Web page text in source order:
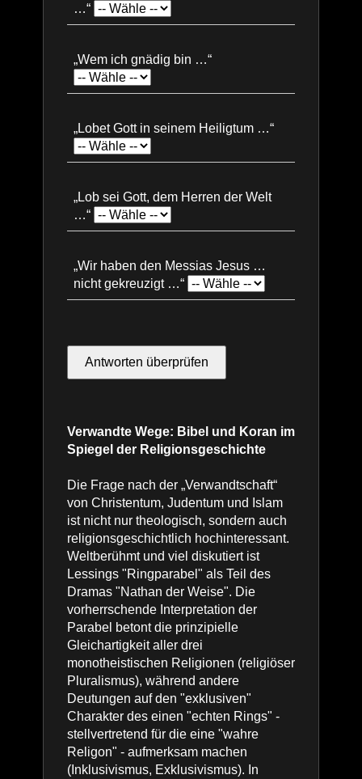
…“
„Wem ich gnädig bin …“
„Lobet Gott in seinem Heiligtum …“
„Lob sei Gott, dem Herren der Welt
…“
„Wir haben den Messias Jesus …
nicht gekreuzigt …“
Antworten überprüfen
Verwandte Wege: Bibel und Koran im
Spiegel der Religionsgeschichte
Die Frage nach der „Verwandtschaft“
von Christentum, Judentum und Islam
ist nicht nur theologisch, sondern auch
religionsgeschichtlich hochinteressant.
Weltberühmt und viel diskutiert ist
Lessings "Ringparabel" als Teil des
Dramas "Nathan der Weise". Die
vorherrschende Interpretation der
Parabel betont die prinzipielle
Gleichartigkeit aller drei
monotheistischen Religionen (religiöser
Pluralismus), während andere
Deutungen auf den "exklusiven"
Charakter des einen "echten Rings" -
stellvertretend für die eine "wahre
Religon" - aufmerksam machen
(Inklusivismus, Exklusivismus). In